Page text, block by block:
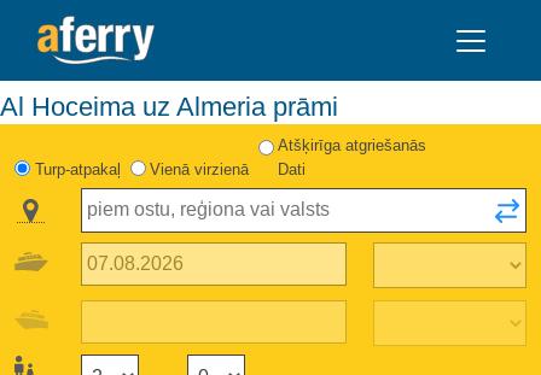
Al Hoceima uz Almeria prāmi
Turp-atpakaļ Vienā virzienā
Atšķirīga atgriešanās
Dati